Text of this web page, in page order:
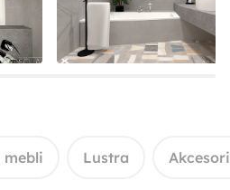
mebli Lustra